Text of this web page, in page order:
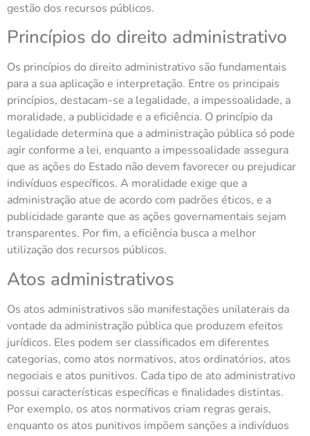
gestão dos recursos públicos.
Princípios do direito administrativo
Os princípios do direito administrativo são fundamentais
para a sua aplicação e interpretação. Entre os principais
princípios, destacam-se a legalidade, a impessoalidade, a
moralidade, a publicidade e a eficiência. O princípio da
legalidade determina que a administração pública só pode
agir conforme a lei, enquanto a impessoalidade assegura
que as ações do Estado não devem favorecer ou prejudicar
indivíduos específicos. A moralidade exige que a
administração atue de acordo com padrões éticos, e a
publicidade garante que as ações governamentais sejam
transparentes. Por fim, a eficiência busca a melhor
utilização dos recursos públicos.
Atos administrativos
Os atos administrativos são manifestações unilaterais da
vontade da administração pública que produzem efeitos
jurídicos. Eles podem ser classificados em diferentes
categorias, como atos normativos, atos ordinatórios, atos
negociais e atos punitivos. Cada tipo de ato administrativo
possui características específicas e finalidades distintas.
Por exemplo, os atos normativos criam regras gerais,
enquanto os atos punitivos impõem sanções a indivíduos